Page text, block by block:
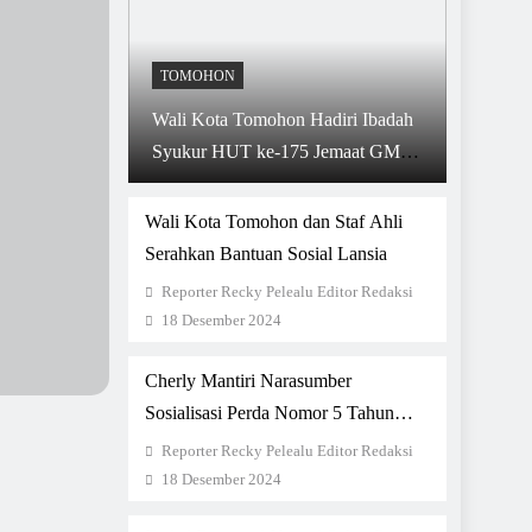
TOMOHON
Wali Kota Tomohon Hadiri Ibadah
Syukur HUT ke-175 Jemaat GMIM
Baitani Matani
Wali Kota Tomohon dan Staf Ahli
Serahkan Bantuan Sosial Lansia
Reporter Recky Pelealu Editor Redaksi
18 Desember 2024
Cherly Mantiri Narasumber
Sosialisasi Perda Nomor 5 Tahun
2021 di Kelurahan Paslaten Satu dan
Dua
Reporter Recky Pelealu Editor Redaksi
18 Desember 2024